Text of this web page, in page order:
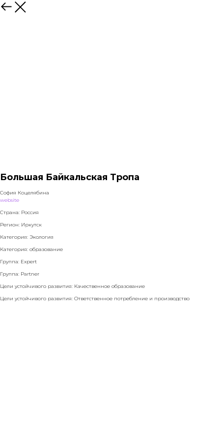
Назад
Большая Байкальская Тропа
София Коцелябина
website
Страна: Россия
Регион: Иркутск
Категория: Экология
Категория: образование
Группа: Expert
Группа: Partner
Цели устойчивого развития: Качественное образование
Цели устойчивого развития: Ответственное потребление и производство